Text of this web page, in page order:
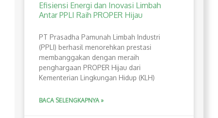
Efisiensi Energi dan Inovasi Limbah
Antar PPLI Raih PROPER Hijau
PT Prasadha Pamunah Limbah Industri
(PPLI) berhasil menorehkan prestasi
membanggakan dengan meraih
penghargaan PROPER Hijau dari
Kementerian Lingkungan Hidup (KLH)
BACA SELENGKAPNYA »